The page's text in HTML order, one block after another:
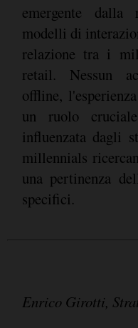
emergente
modelli di
relazione tra i
retail. Nessun
offline,
un ruolo
influenzata dagli
millennials
una pertinenza
specifici.
Enrico Girotti,